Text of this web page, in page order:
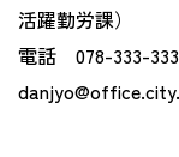
活躍勤労課）
電話 078-333-